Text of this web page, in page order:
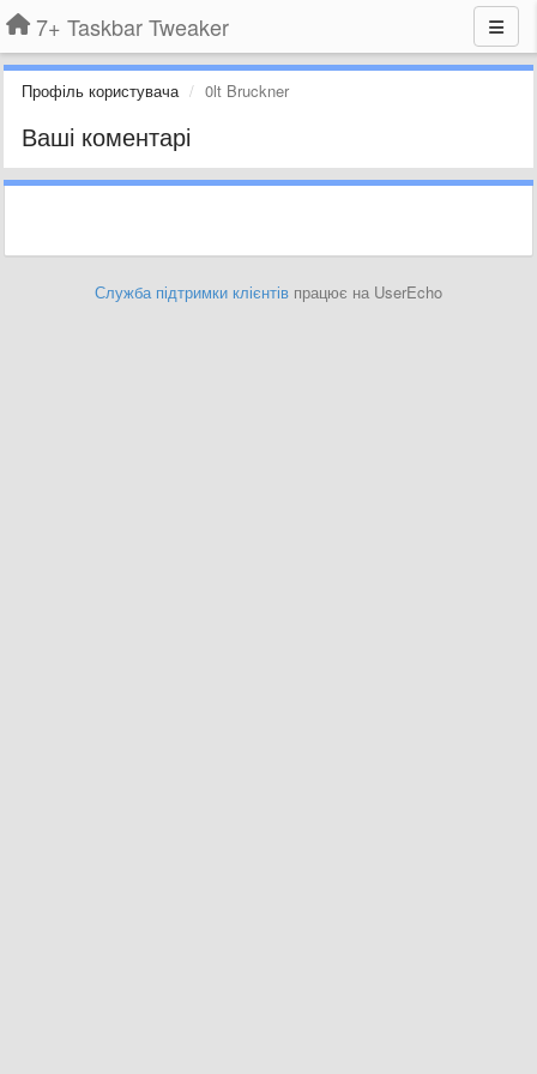
7+ Taskbar Tweaker
Профіль користувача 0lt Bruckner
Ваші коментарі
Служба підтримки клієнтів працює на UserEcho